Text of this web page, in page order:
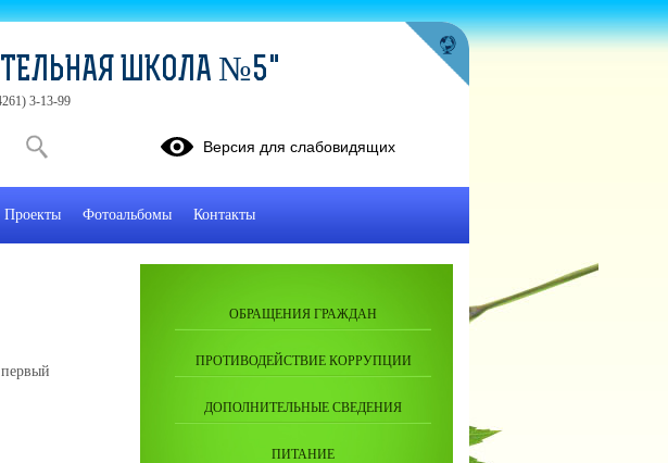
ОБРАЩЕНИЯ ГРАЖДАН
ПРОТИВОДЕЙСТВИЕ КОРРУПЦИИ
ДОПОЛНИТЕЛЬНЫЕ СВЕДЕНИЯ
ПИТАНИЕ
ШКОЛА №5"
3-13-99
Версия для слабовидящих
Проекты Фотоальбомы Контакты